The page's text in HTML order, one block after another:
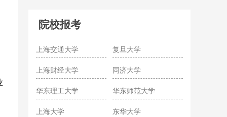
院校报考
上海交通大学 复旦大学
上海财经大学 同济大学
华东理工大学 华东师范大学
上海大学 东华大学